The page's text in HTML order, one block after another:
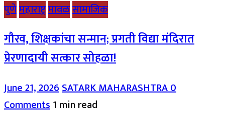
पुणेमहाराष्ट्रमावळसामाजिक
गौरव, शिक्षकांचा सन्मान; प्रगती विद्या मंदिरात
प्रेरणादायी सत्कार सोहळा!
June 21, 2026SATARK MAHARASHTRA0
Comments1 min read